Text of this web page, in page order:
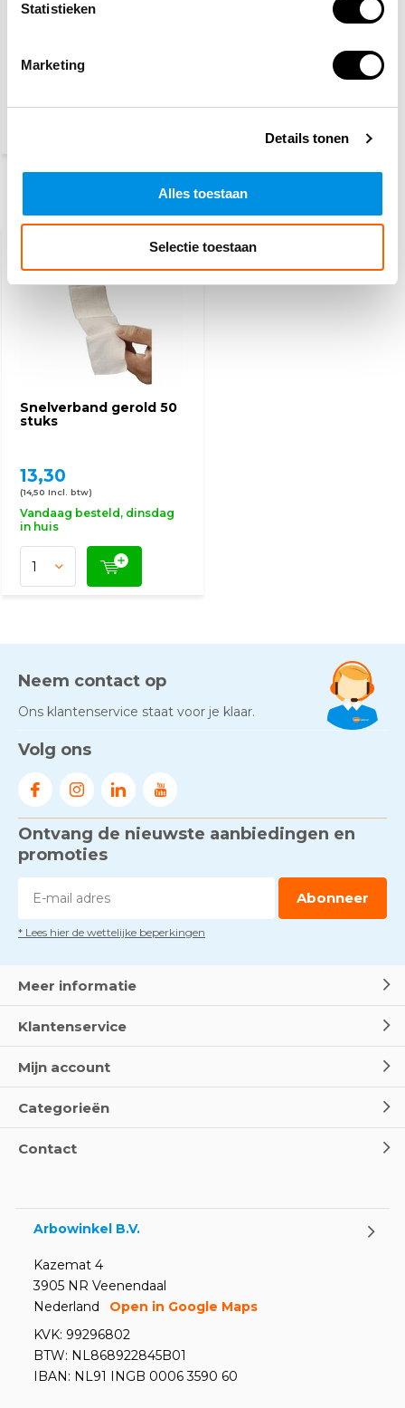
Statistieken
Marketing
Details tonen
Alles toestaan
Selectie toestaan
60,70
Snelverband gerold 50
stuks
13,30
(14,50 Incl. btw)
Vandaag besteld, dinsdag
in huis
Neem contact op
Ons klantenservice staat voor je klaar.
Volg ons
Ontvang de nieuwste aanbiedingen en
promoties
Abonneer
* Lees hier de wettelijke beperkingen
Meer informatie
Klantenservice
Mijn account
Categorieën
Contact
Arbowinkel B.V.
Kazemat 4
3905 NR Veenendaal
Nederland
Open in Google Maps
KVK: 99296802
BTW: NL868922845B01
IBAN: NL91 INGB 0006 3590 60